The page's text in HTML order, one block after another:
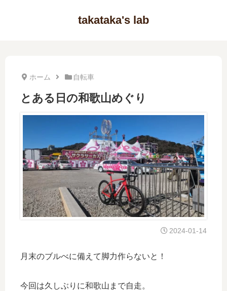
takataka's lab
ホーム 自転車
とある日の和歌山めぐり
2024-01-14
月末のブルべに備えて脚力作らないと！
今回は久しぶりに和歌山まで自走。